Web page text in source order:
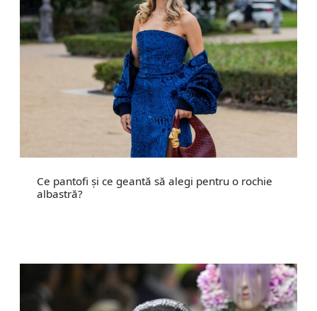
Ce pantofi și ce geantă să alegi pentru o rochie
albastră?